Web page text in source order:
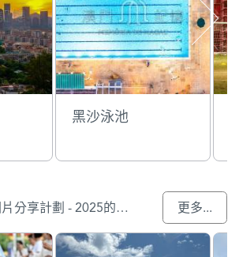
黑沙泳池
“我的澳門記憶” 圖片分享計劃 - 2025的入選作品 更多...